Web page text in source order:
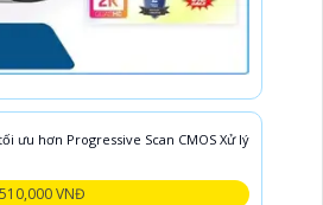
ưu hơn Progressive Scan CMOS Xử lý
VNĐ